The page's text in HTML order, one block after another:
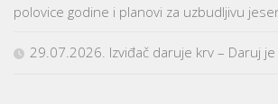
polovice godine i planovi za uzbudljivu
29.07.2026. Izviđač daruje krv – Daruj je